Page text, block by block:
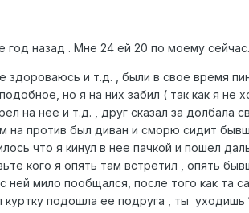
год назад . Мне 24 ей 20 по моему сейчас.
и т.д. , были в свое время
но я на них забил ( так как я
на нее и т.д. , друг сказал за долбала
на против был диван и сморю сидит
что я кинул в нее пачкой и пошел
кого я опять там встретил , опять
мило пообщался, после того как та
подошла ее подруга , ты